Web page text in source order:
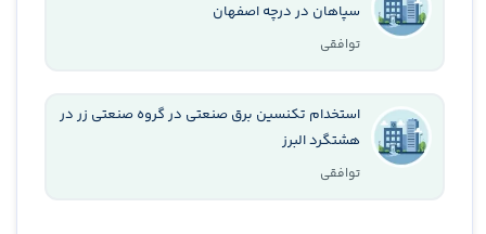
سپاهان در درچه اصفهان
توافقی
استخدام تکنسین برق صنعتی در گروه صنعتی زر در
هشتگرد البرز
توافقی